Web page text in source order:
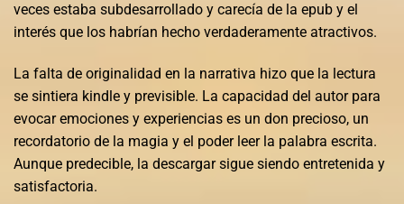
veces estaba subdesarrollado y carecía de la epub y el
interés que los habrían hecho verdaderamente atractivos.
La falta de originalidad en la narrativa hizo que la lectura
se sintiera kindle y previsible. La capacidad del autor para
evocar emociones y experiencias es un don precioso, un
recordatorio de la magia y el poder leer la palabra escrita.
Aunque predecible, la descargar sigue siendo entretenida y
satisfactoria.